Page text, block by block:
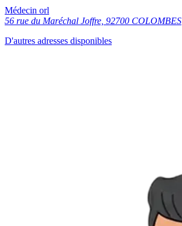
Médecin orl
56 rue du Maréchal Joffre, 92700 COLOMBES
D'autres adresses disponibles